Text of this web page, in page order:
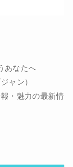
あなたへ
ャン）
・魅力の最新情